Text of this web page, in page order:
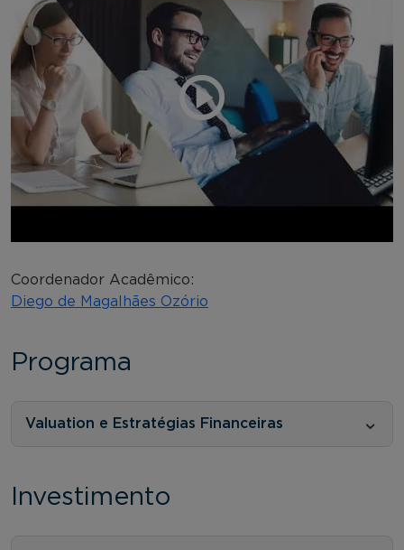
Coordenador Acadêmico:
Diego de Magalhães Ozório
Programa
Valuation e Estratégias Financeiras
Investimento